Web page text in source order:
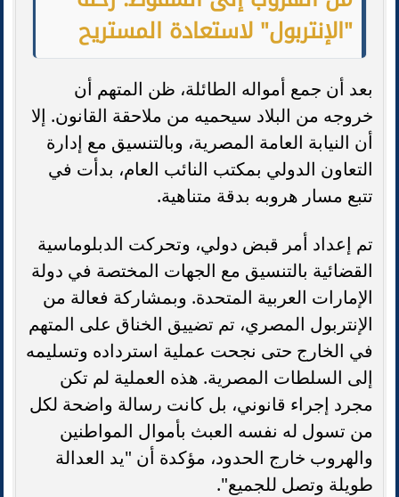
"الإنتربول" لاستعادة المستريح
بعد أن جمع أمواله الطائلة، ظن المتهم أن
خروجه من البلاد سيحميه من ملاحقة القانون. إلا
أن النيابة العامة المصرية، وبالتنسيق مع إدارة
التعاون الدولي بمكتب النائب العام، بدأت في
تتبع مسار هروبه بدقة متناهية.
تم إعداد أمر قبض دولي، وتحركت الدبلوماسية
القضائية بالتنسيق مع الجهات المختصة في دولة
الإمارات العربية المتحدة. وبمشاركة فعالة من
الإنتربول المصري، تم تضييق الخناق على المتهم
في الخارج حتى نجحت عملية استرداده وتسليمه
إلى السلطات المصرية. هذه العملية لم تكن
مجرد إجراء قانوني، بل كانت رسالة واضحة لكل
من تسول له نفسه العبث بأموال المواطنين
والهروب خارج الحدود، مؤكدة أن "يد العدالة
طويلة وتصل للجميع".